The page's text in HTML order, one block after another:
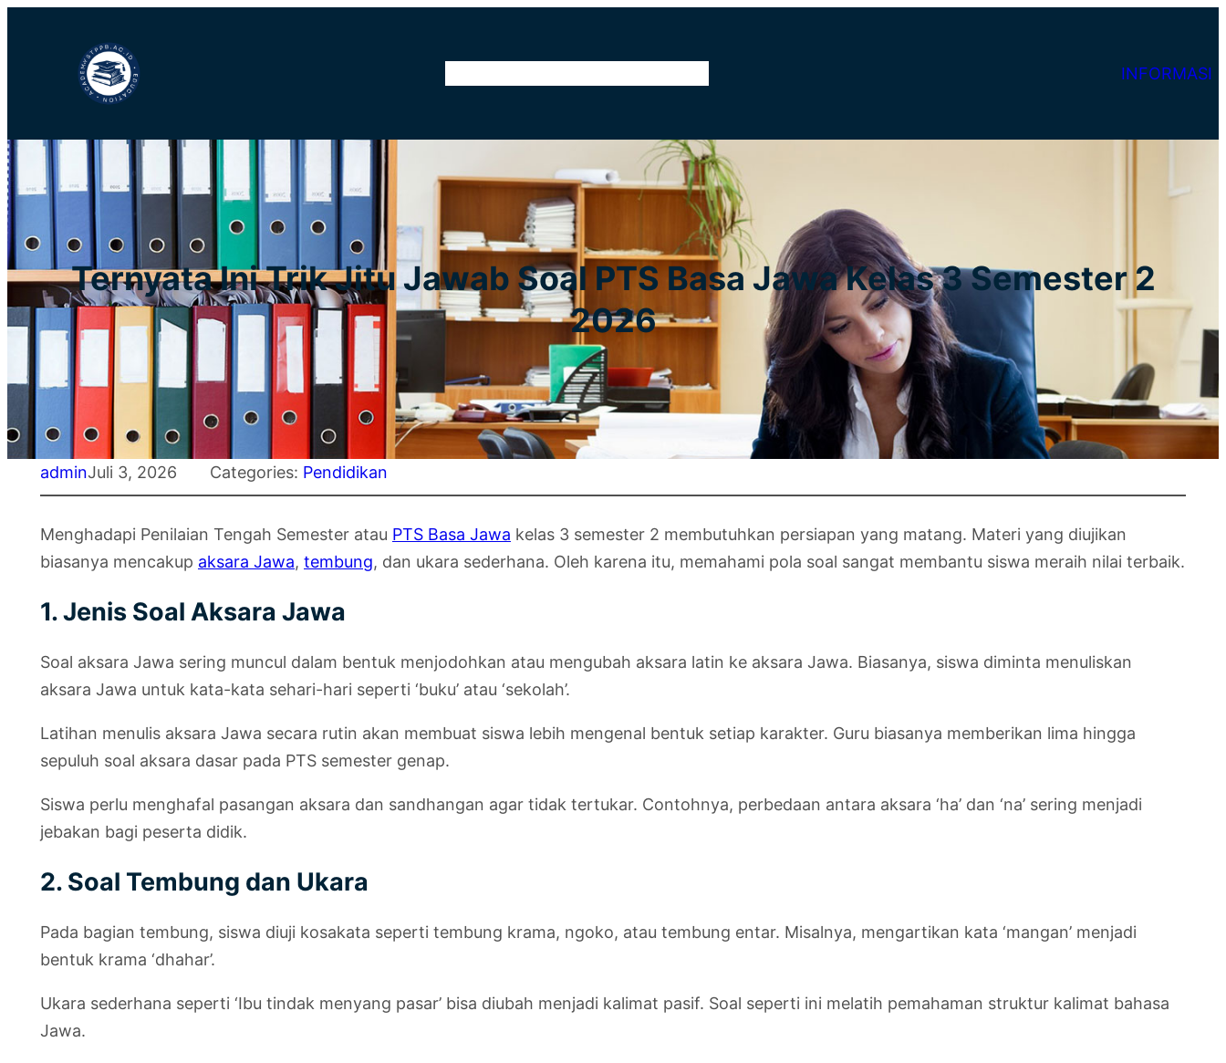
INFORMASI
Ternyata Ini Trik Jitu Jawab Soal PTS Basa Jawa Kelas 3 Semester 2
2026
adminJuli 3, 2026 Categories: Pendidikan
Menghadapi Penilaian Tengah Semester atau PTS Basa Jawa kelas 3 semester 2 membutuhkan persiapan yang matang. Materi yang diujikan
biasanya mencakup aksara Jawa, tembung, dan ukara sederhana. Oleh karena itu, memahami pola soal sangat membantu siswa meraih nilai terbaik.
1. Jenis Soal Aksara Jawa
Soal aksara Jawa sering muncul dalam bentuk menjodohkan atau mengubah aksara latin ke aksara Jawa. Biasanya, siswa diminta menuliskan
aksara Jawa untuk kata-kata sehari-hari seperti ‘buku’ atau ‘sekolah’.
Latihan menulis aksara Jawa secara rutin akan membuat siswa lebih mengenal bentuk setiap karakter. Guru biasanya memberikan lima hingga
sepuluh soal aksara dasar pada PTS semester genap.
Siswa perlu menghafal pasangan aksara dan sandhangan agar tidak tertukar. Contohnya, perbedaan antara aksara ‘ha’ dan ‘na’ sering menjadi
jebakan bagi peserta didik.
2. Soal Tembung dan Ukara
Pada bagian tembung, siswa diuji kosakata seperti tembung krama, ngoko, atau tembung entar. Misalnya, mengartikan kata ‘mangan’ menjadi
bentuk krama ‘dhahar’.
Ukara sederhana seperti ‘Ibu tindak menyang pasar’ bisa diubah menjadi kalimat pasif. Soal seperti ini melatih pemahaman struktur kalimat bahasa
Jawa.